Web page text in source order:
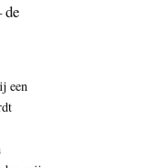
de
een